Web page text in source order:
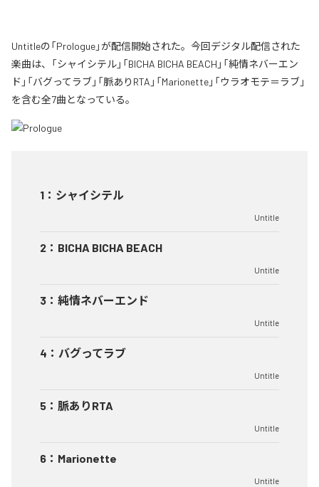
Untitleの「Prologue」が配信開始された。今回デジタル配信された
楽曲は、「シャイシテル」「BICHA BICHA BEACH」「純情ネバーエン
ド」「バグってラブ」「脈ありRTA」「Marionette」「ウラオモテ＝ラブ」
を含む全7曲となっている。
1 ： シャイシテル
Untitle
2 ： BICHA BICHA BEACH
Untitle
3 ： 純情ネバーエンド
Untitle
4 ： バグってラブ
Untitle
5 ： 脈ありRTA
Untitle
6 ： Marionette
Untitle